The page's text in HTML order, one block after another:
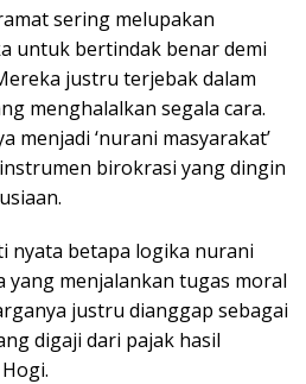
sering melupakan
untuk bertindak benar demi
justru terjebak dalam
menghalalkan segala cara.
menjadi ‘nurani masyarakat’
birokrasi yang dingin
nyata betapa logika nurani
yang menjalankan tugas moral
justru dianggap sebagai
digaji dari pajak hasil